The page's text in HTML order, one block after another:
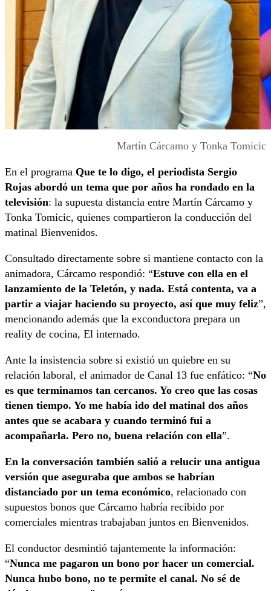
Martín Cárcamo y Tonka Tomicic
En el programa Que te lo digo, el periodista Sergio
Rojas abordó un tema que por años ha rondado en la
televisión: la supuesta distancia entre Martín Cárcamo y
Tonka Tomicic, quienes compartieron la conducción del
matinal Bienvenidos.
Consultado directamente sobre si mantiene contacto con la
animadora, Cárcamo respondió: “Estuve con ella en el
lanzamiento de la Teletón, y nada. Está contenta, va a
partir a viajar haciendo su proyecto, así que muy feliz”,
mencionando además que la exconductora prepara un
reality de cocina, El internado.
Ante la insistencia sobre si existió un quiebre en su
relación laboral, el animador de Canal 13 fue enfático: “No
es que terminamos tan cercanos. Yo creo que las cosas
tienen tiempo. Yo me había ido del matinal dos años
antes que se acabara y cuando terminó fui a
acompañarla. Pero no, buena relación con ella”.
En la conversación también salió a relucir una antigua
versión que aseguraba que ambos se habrían
distanciado por un tema económico, relacionado con
supuestos bonos que Cárcamo habría recibido por
comerciales mientras trabajaban juntos en Bienvenidos.
El conductor desmintió tajantemente la información:
“Nunca me pagaron un bono por hacer un comercial.
Nunca hubo bono, no te permite el canal. No sé de